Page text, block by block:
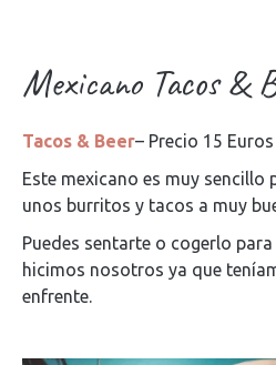
Mexicano Tacos &
Tacos & Beer– Precio 15
Este mexicano es muy sencillo
unos burritos y tacos a muy
Puedes sentarte o cogerlo
hicimos nosotros ya que
enfrente.